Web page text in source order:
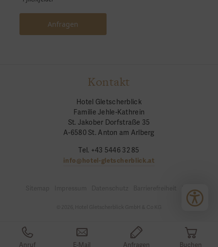
Kontakt
Hotel Gletscherblick
Familie Jehle-Kathrein
St. Jakober Dorfstraße 35
A-6580 St. Anton am Arlberg
Tel. +43 5446 32 85
info@hotel-gletscherblick.at
Login
Anruf E-Mail Anfragen Buchen